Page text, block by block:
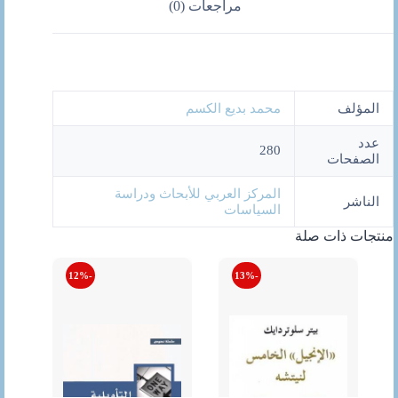
مراجعات (0)
المؤلف محمد بديع الكسم
عدد
الصفحات
280
الناشر
المركز العربي للأبحاث ودراسة
السياسات
منتجات ذات صلة
-13%
-12%